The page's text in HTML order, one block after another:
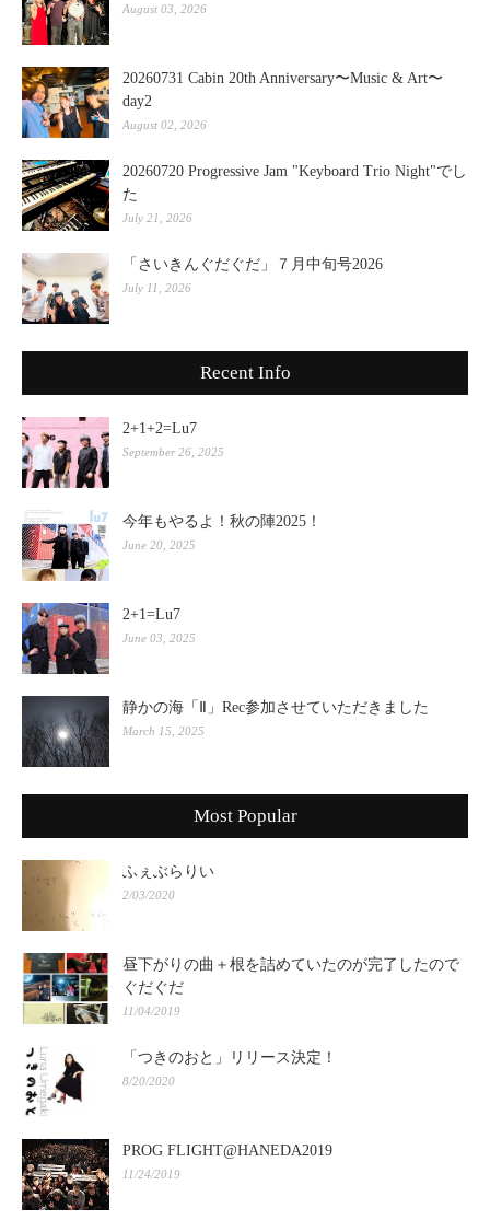
August 03, 2026
20260731 Cabin 20th Anniversary〜Music & Art〜
day2
August 02, 2026
20260720 Progressive Jam "Keyboard Trio Night"でし
た
July 21, 2026
「さいきんぐだぐだ」７月中旬号2026
July 11, 2026
Recent Info
2+1+2=Lu7
September 26, 2025
今年もやるよ！秋の陣2025！
June 20, 2025
2+1=Lu7
June 03, 2025
静かの海「Ⅱ」Rec参加させていただきました
March 15, 2025
Most Popular
ふぇぶらりい
2/03/2020
昼下がりの曲＋根を詰めていたのが完了したので
ぐだぐだ
11/04/2019
「つきのおと」リリース決定！
8/20/2020
PROG FLIGHT@HANEDA2019
11/24/2019